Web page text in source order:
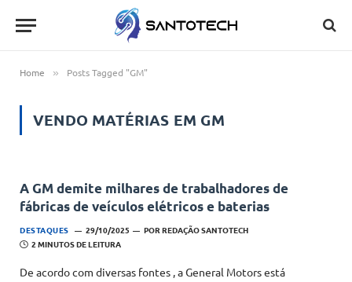
Home » Posts Tagged "GM"
VENDO MATÉRIAS EM GM
A GM demite milhares de trabalhadores de
fábricas de veículos elétricos e baterias
DESTAQUES 29/10/2025 PORREDAÇÃO SANTOTECH
2 MINUTOS DE LEITURA
De acordo com diversas fontes , a General Motors está